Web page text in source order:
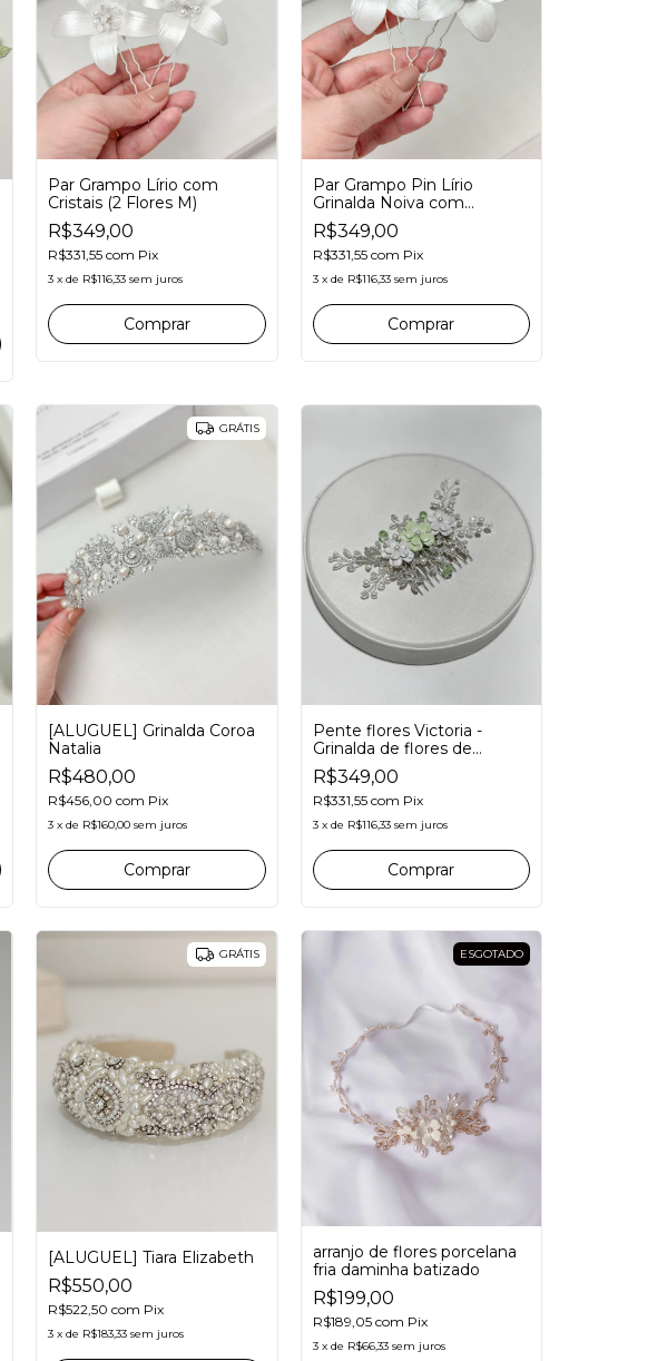
Par Grampo Lírio com
Cristais (2 Flores M)
R$349,00
R$331,55 com Pix
3 x de R$116,33 sem juros
Par Grampo Pin Lírio
Grinalda Noiva com
Zircônias
R$349,00
R$331,55 com Pix
3 x de R$116,33 sem juros
GRÁTIS
[ALUGUEL] Grinalda Coroa
Natalia
R$480,00
R$456,00 com Pix
3 x de R$160,00 sem juros
Pente flores Victoria -
Grinalda de flores de
porcelana com detalhe
verde para noivas
R$349,00
R$331,55 com Pix
3 x de R$116,33 sem juros
GRÁTIS
[ALUGUEL] Tiara Elizabeth
R$550,00
R$522,50 com Pix
3 x de R$183,33 sem juros
ESGOTADO
arranjo de flores porcelana
fria daminha batizado
R$199,00
R$189,05 com Pix
3 x de R$66,33 sem juros